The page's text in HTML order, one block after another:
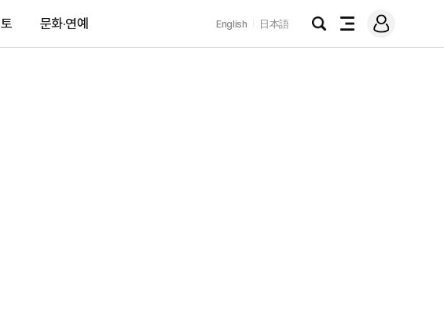
문화·연예 English 日本語
검
전
메
그